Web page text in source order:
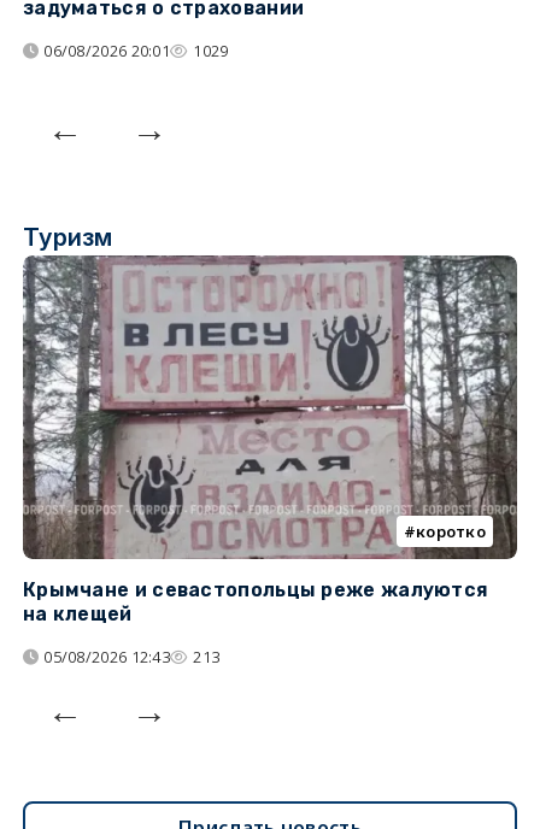
задуматься о страховании
06/08/2026 20:01 1029
Туризм
коротко
Крымчане и севастопольцы реже жалуются
на клещей
05/08/2026 12:43 213